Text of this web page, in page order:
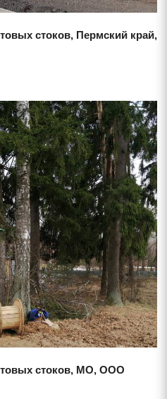
стоков, Пермский край,
проект
стоков, МО, ООО